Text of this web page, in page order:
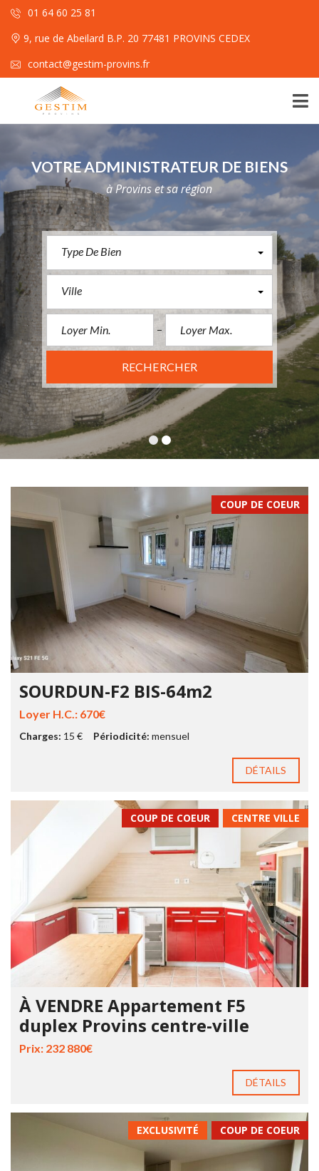
01 64 60 25 81
9, rue de Abeilard B.P. 20 77481 PROVINS CEDEX
contact@gestim-provins.fr
VOTRE ADMINISTRATEUR DE BIENS
à Provins et sa région
Type De Bien
Ville
RECHERCHER
COUP DE COEUR
SOURDUN-F2 BIS-64m2
Loyer H.C.: 670€
Charges: 15 € Périodicité: mensuel
DÉTAILS
CENTRE VILLE
COUP DE COEUR
À VENDRE Appartement F5
duplex Provins centre-ville
Prix: 232 880€
DÉTAILS
COUP DE COEUR
EXCLUSIVITÉ